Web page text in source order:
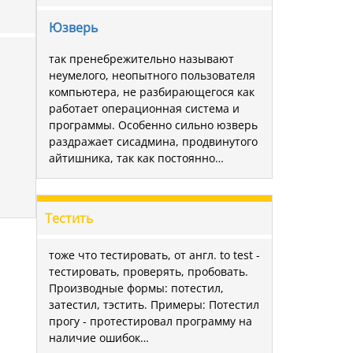
Юзверь
так пренебрежительно называют
неумелого, неопытного пользователя
компьютера, не разбирающегося как
работает операционная система и
программы. Особенно сильно юзверь
раздражает сисадмина, продвинутого
айтишника, так как постоянно…
Тестить
тоже что тестировать, от англ. to test -
тестировать, проверять, пробовать.
Производные формы: потестил,
затестил, тэстить. Примеры: Потестил
прогу - протестировал программу на
наличие ошибок…